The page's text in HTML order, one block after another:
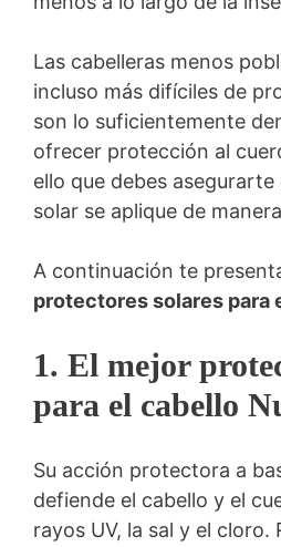
Las cabelleras menos
incluso más difíciles de
son lo suficientemente
ofrecer protección al
ello que debes
solar se aplique de
A continuación te
protectores solares para
1. El mejor
para el cabello
Su acción protectora a
defiende el cabello y el
rayos UV, la sal y el cloro.